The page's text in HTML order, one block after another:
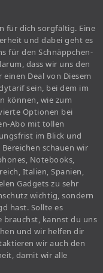
für dich sorgfältig. Eine
und dabei geht es
für den Schnäppchen-
dass wir uns den
Deal von Diesem
sein, bei dem im
können, wie zum
Optionen bei
Abo mit tollen
im Blick und
schauen wir
Notebooks,
Italien, Spanien,
Gadgets zu sehr
wichtig, sondern
hast. Sollte es
brauchst, kannst du uns
und wir helfen dir
wir auch den
damit wir alle